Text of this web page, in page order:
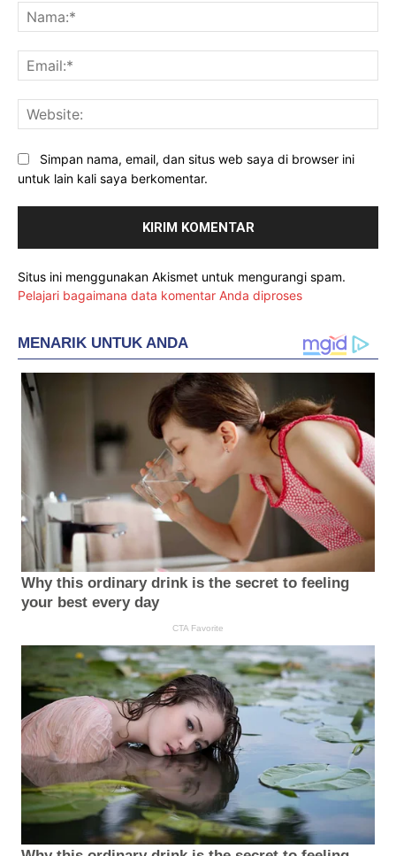
Simpan nama, email, dan situs web saya di browser ini
untuk lain kali saya berkomentar.
Situs ini menggunakan Akismet untuk mengurangi spam.
Pelajari bagaimana data komentar Anda diproses